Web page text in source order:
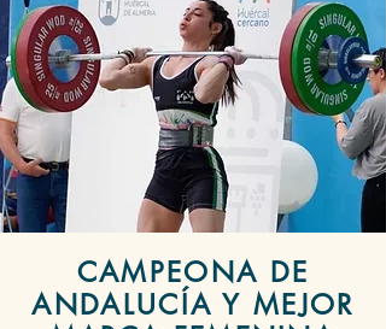
CAMPEONA DE
ANDALUCÍA Y MEJOR